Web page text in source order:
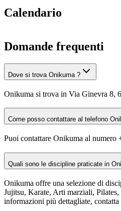
Calendario
Domande frequenti
Dove si trova Onikuma ?
Onikuma si trova in Via Ginevra 8,
Come posso contattare al telefono
Puoi contattare Onikuma al numero
Quali sono le discipline praticate in
Onikuma offre una selezione di
Jujitsu, Karate, Arti marziali,
informazioni più dettagliate, contatta